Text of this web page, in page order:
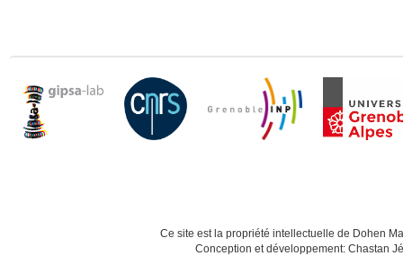
Ce site est la propriété intellectuelle de Dohen
Conception et développement: Chastan